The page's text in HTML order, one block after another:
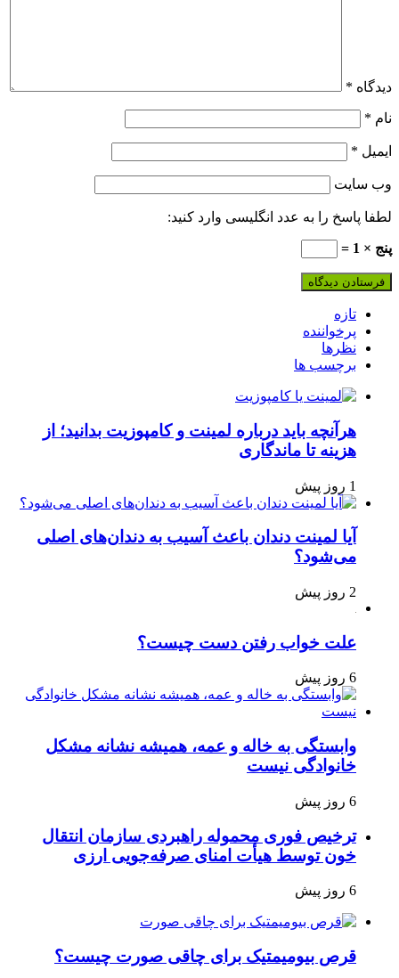
دیدگاه *
نام *
ایمیل *
وب‌ سایت
لطفا پاسخ را به عدد انگلیسی وارد کنید:
پنج × 1 =
تازه
پرخواننده
نظرها
برچسب ها
هرآنچه باید درباره لمینت و کامپوزیت بدانید؛ از
هزینه تا ماندگاری
1 روز پیش
آیا لمینت دندان باعث آسیب به دندان‌های اصلی
می‌شود؟
2 روز پیش
علت خواب رفتن دست چیست؟
6 روز پیش
وابستگی به خاله و عمه، همیشه نشانه مشکل
خانوادگی نیست
6 روز پیش
ترخیص فوری محموله راهبردی سازمان انتقال
خون توسط هیأت امنای صرفه‌جویی ارزی
6 روز پیش
قرص بیومیمتیک برای چاقی صورت چیست؟